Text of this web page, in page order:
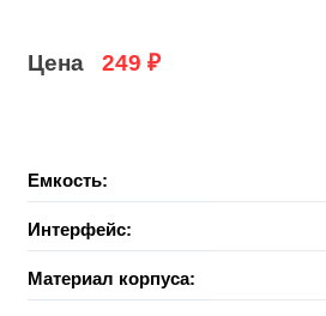
Цена 249₽
Емкость:
Интерфейс:
Материал корпуса: